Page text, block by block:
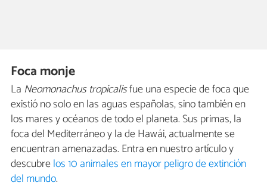
Foca monje
La Neomonachus tropicalisfue una especie de foca que
existió no solo en las aguas españolas, sino también en
los mares y océanos de todo el planeta. Sus primas, la
foca del Mediterráneo y la de Hawái, actualmente se
encuentran amenazadas. Entra en nuestro artículo y
descubrelos 10 animales en mayor peligro de extinción
del mundo.